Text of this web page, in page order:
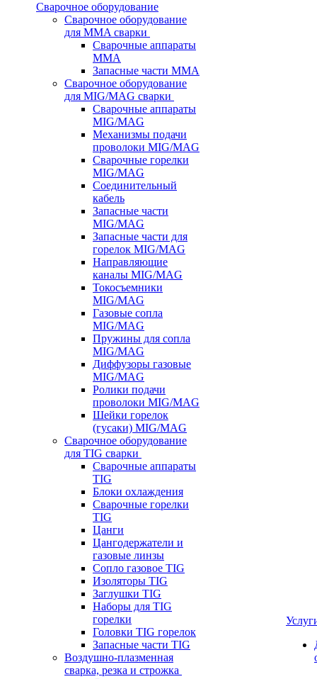
Сварочное оборудование
Сварочное оборудование
для MMA сварки
Сварочные аппараты
MMA
Запасные части MMA
Сварочное оборудование
для MIG/MAG сварки
Сварочные аппараты
MIG/MAG
Механизмы подачи
проволоки MIG/MAG
Сварочные горелки
MIG/MAG
Соединительный
кабель
Запасные части
MIG/MAG
Запасные части для
горелок MIG/MAG
Направляющие
каналы MIG/MAG
Токосъемники
MIG/MAG
Газовые сопла
MIG/MAG
Пружины для сопла
MIG/MAG
Диффузоры газовые
MIG/MAG
Ролики подачи
проволоки MIG/MAG
Шейки горелок
(гусаки) MIG/MAG
Сварочное оборудование
для TIG сварки
Сварочные аппараты
TIG
Блоки охлаждения
Сварочные горелки
TIG
Цанги
Цангодержатели и
газовые линзы
Сопло газовое TIG
Изоляторы TIG
Заглушки TIG
Наборы для TIG
горелки
Головки TIG горелок
Запасные части TIG
Воздушно-плазменная
сварка, резка и строжка